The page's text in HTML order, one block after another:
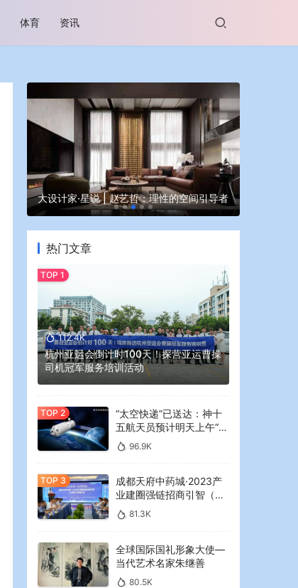
体育 资讯
大设计家·星说 | 赵艺哲：理性的空间引导者
热门文章
112.4K
杭州亚运会倒计时100天！探营亚运曹操
司机冠军服务培训活动
“太空快递”已送达：神十
五航天员预计明天上午“拆
快递”96.9K
成都天府中药城·2023产
业建圈强链招商引智（大
湾区）专场推介会在广州
举行
81.3K
全球国际国礼形象大使—
当代艺术名家朱继善
80.5K